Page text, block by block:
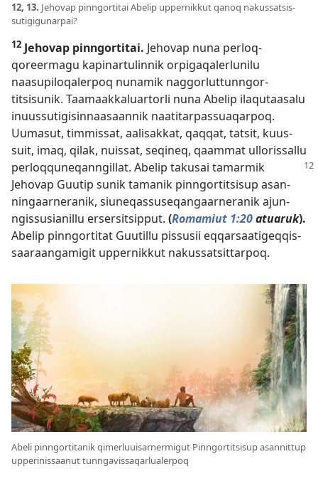
12, 13. Jehovap pin­ngor­titai Abelip up­per­nik­kut qanoq nakus­satsis­
sutigigunar­pai?
12 Jehovap pinngortitai. Jehovap nuna perloq­
qoreermagu kapinar­tulin­nik or­pigaqalerlunilu
naasupiloqaler­poq nunamik naggorlut­tun­ngor­
titsisunik. Taamaak­kaluar­torli nuna Abelip ilaqutaasalu
inuus­sutigisin­naasaan­nik naatitar­pas­suaqar­poq.
Uumasut, tim­mis­sat, aalisak­kat, qaq­qat, tatsit, kuus­
suit, imaq, qilak, nuis­sat, seqineq, qaam­mat ul­loris­sal­lu
perloq­quneqan­ngil­lat. Abelip takusai tamarmik
Jehovap Guutip sunik tamanik pin­ngor­titsisup asan­
ningaar­neranik, siuneqas­suseqangaar­neranik ajun­
ngis­susianil­lu ersersitsip­put. (Romamiut 1:20atuaruk).
Abelip pin­ngor­titat Guutil­lu pis­susii eq­qarsaatigeq­qis­
saaraangamigit up­per­nik­kut nakus­satsit­tar­poq.
Abeli pin­ngorti­tanik qimer­luuisar­ner­migut Pin­ngorti­tsisup asan­nittup
upperinis­saanut tun­ngavis­saqar­lua­lerpoq